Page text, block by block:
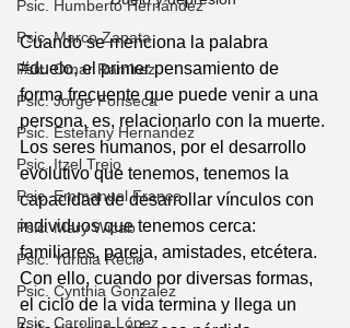
Psic. Humberto Hernández
Psic. Marco Zapata
Psic. Omar Ramirez
Psic. Jorge Fonseca
Psic. Estefany Hernandez
Psic. Itzel Trejo
Psic. Emmanuel Franco
Psic. Mary Wicab
Psic. Yuridia Recio
Psic. Cynthia Gonzalez
Psic. Carolina López
Cuando se menciona la palabra
#duelo, el primer pensamiento de
forma frecuente que puede venir a una
persona, es, relacionarlo con la muerte.
Los seres humanos, por el desarrollo
evolutivo que tenemos, tenemos la
capacidad de desarrollar vínculos con
individuos que tenemos cerca:
familiares, pareja, amistades, etcétera.
Con ello, cuando por diversas formas,
el ciclo de la vida termina y llega un